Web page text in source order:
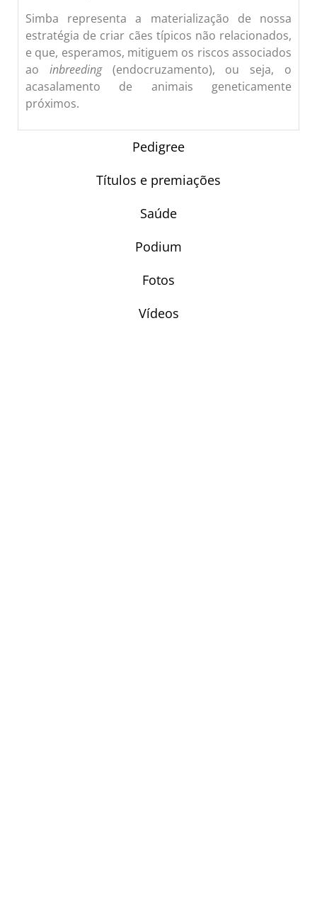
Pedigree
Títulos e premiações
Saúde
Podium
Fotos
Vídeos
Simba representa a materialização de nossa
estratégia de criar cães típicos não relacionados,
e que, esperamos, mitiguem os riscos associados
ao inbreeding(endocruzamento), ou seja, o
acasalamento de animais geneticamente
próximos.